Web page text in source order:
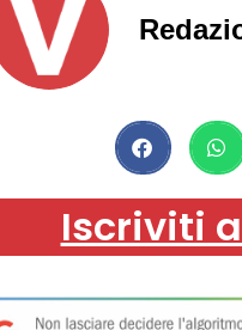
Iscriviti